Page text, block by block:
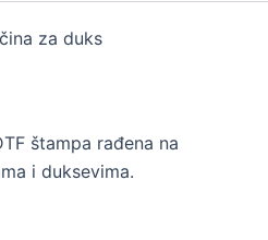
za duks
štampa rađena na
i duksevima.